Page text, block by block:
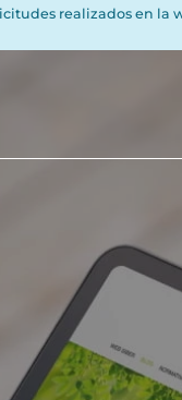
realizados en